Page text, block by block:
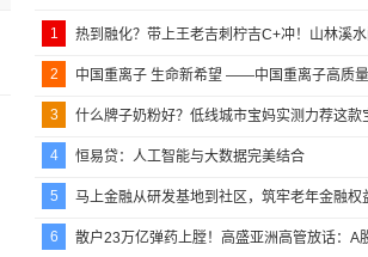
1 热到融化？带上王老吉刺柠吉C+冲！山林溪水
2 中国重离子 生命新希望 ——中国重离子高质
3 什么牌子奶粉好？低线城市宝妈实测力荐这款
4 恒易贷：人工智能与大数据完美结合
5 马上金融从研发基地到社区，筑牢老年金融权
6 散户23万亿弹药上膛！高盛亚洲高管放话：A